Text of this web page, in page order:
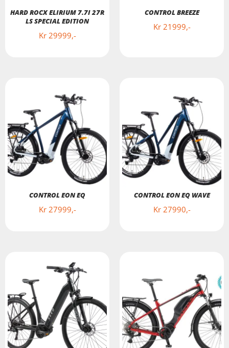
HARD ROCX ELIRIUM 7.7I 27R
LS SPECIAL EDITION
Kr29999
CONTROL BREEZE
Kr21999
CONTROL EON EQ
Kr27999
CONTROL EON EQ WAVE
Kr27990